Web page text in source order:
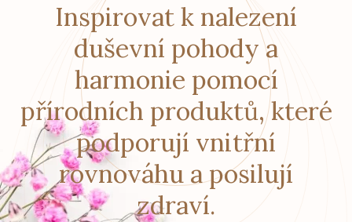
Inspirovat k nalezení
duševní pohody a
harmonie pomocí
přírodních produktů, které
podporují vnitřní
rovnováhu a posilují
zdraví.